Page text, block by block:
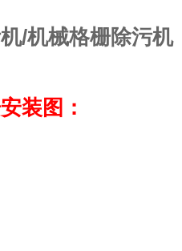
/机械格栅除污机
装图：